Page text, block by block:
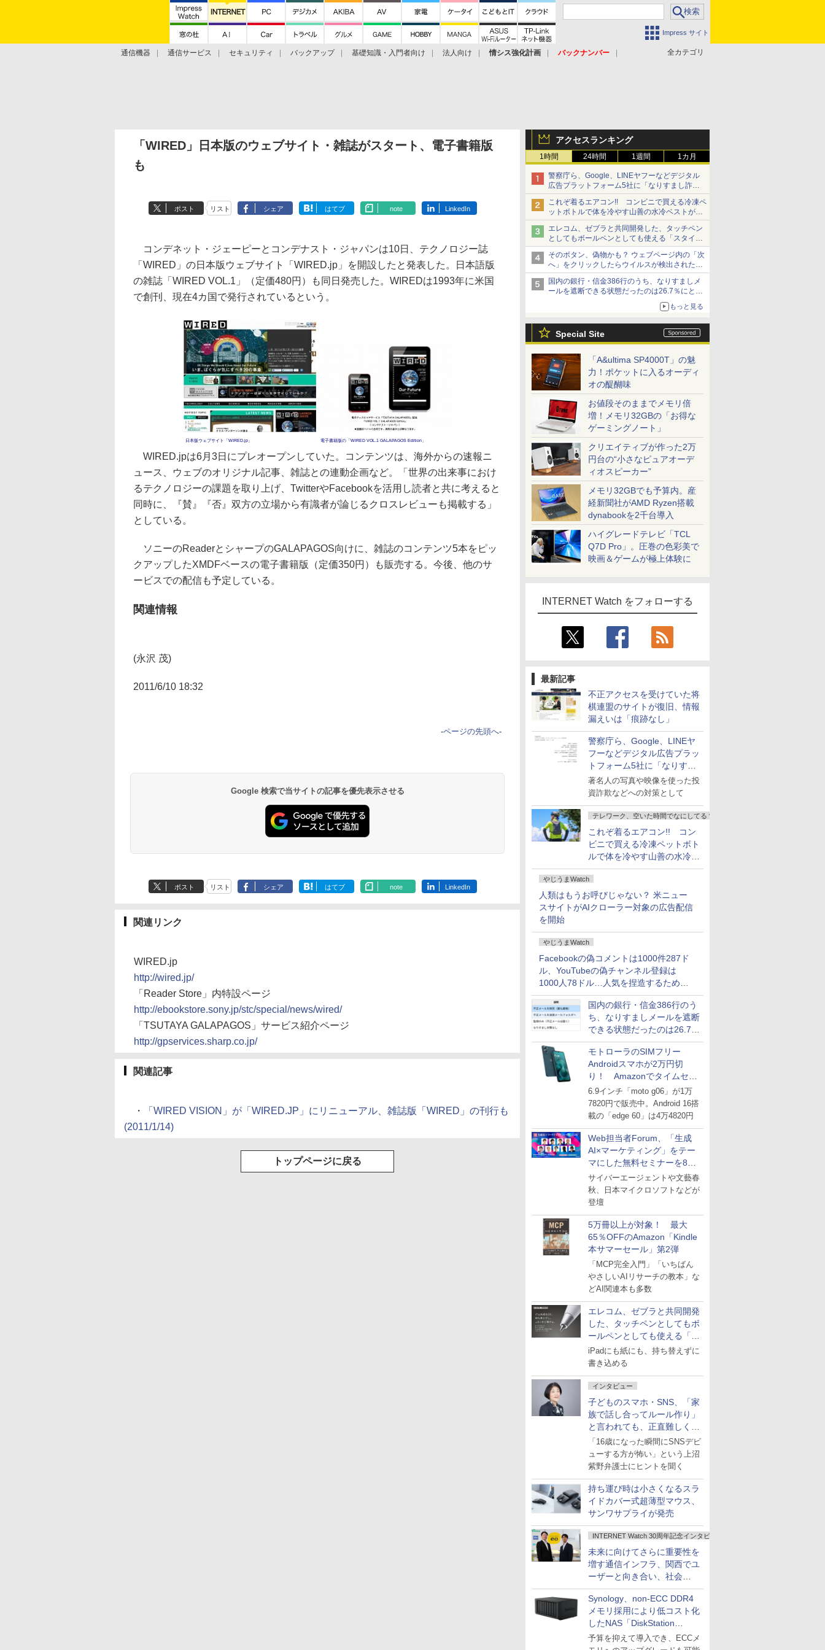
Impress サイト
全カテゴリ
通信機器 通信サービス セキュリティ バックアップ 基礎知識・入門者向け 法人向け 情シス強化計画
バックナンバー
アクセスランキング
1時間 24時間 1週間 1カ月
警察庁ら、Google、LINEヤフーなどデジタル
広告プラットフォーム5社に「なりすまし詐欺
広告」対策強化を要請 著名人の写真や映像を
使った投資詐欺などへの対策として
これぞ着るエアコン!! コンビニで買える冷凍ペ
ットボトルで体を冷やす山善の水冷ベストがロ
ードバイクにちょうどいい【ぼっち・ざ・ろー
ど！その14】【空いた時間でなにしてる？】
エレコム、ゼブラと共同開発した、タッチペン
としてもボールペンとしても使える「スタイラ
スツーウェイ」発売 iPadにも紙にも、持ち替
えずに書き込める
そのボタン、偽物かも？ ウェブページ内の「次
へ」をクリックしたらウイルスが検出されたと
警告が出た【それってネット詐欺ですよ！】
国内の銀行・信金386行のうち、なりすましメ
ールを遮断できる状態だったのは26.7％にとど
まる～GMOブランドセキュリティ調査
もっと見る
Special Site
「A&ultima SP4000T」の魅
力！ポケットに入るオーディ
オの醍醐味
お値段そのままでメモリ倍
増！メモリ32GBの「お得な
ゲーミングノート」
クリエイティブが作った2万
円台の“小さなピュアオーデ
ィオスピーカー”
メモリ32GBでも予算内。産
経新聞社がAMD Ryzen搭載
dynabookを2千台導入
ハイグレードテレビ「TCL
Q7D Pro」。圧巻の色彩美で
映画＆ゲームが極上体験に
INTERNET Watch をフォローする
最新記事
不正アクセスを受けていた将
棋連盟のサイトが復旧、情報
漏えいは「痕跡なし」
警察庁ら、Google、LINEヤ
フーなどデジタル広告プラッ
トフォーム5社に「なりすま
し詐欺広告」対策強化を要請
著名人の写真や映像を使った投
資詐欺などへの対策として
テレワーク、空いた時間でなにしてる？
これぞ着るエアコン!! コン
ビニで買える冷凍ペットボト
ルで体を冷やす山善の水冷ベ
ストがロードバイクにちょう
どいい【ぼっち・ざ・ろー
ど！その14】
やじうまWatch
人類はもうお呼びじゃない？ 米ニュー
スサイトがAIクローラー対象の広告配信
を開始
やじうまWatch
Facebookの偽コメントは1000件287ド
ル、YouTubeの偽チャンネル登録は
1000人78ドル…人気を捏造するための
価格リストが公開中
国内の銀行・信金386行のう
ち、なりすましメールを遮断
できる状態だったのは26.7％
にとどまる～GMOブランド
セキュリティ調査
モトローラのSIMフリー
Androidスマホが2万円切
り！ Amazonでタイムセー
ル
6.9インチ「moto g06」が1万
7820円で販売中。Android 16搭
載の「edge 60」は4万4820円
Web担当者Forum、「生成
AI×マーケティング」をテー
マにした無料セミナーを8月
27日にオンライン開催
サイバーエージェントや文藝春
秋、日本マイクロソフトなどが
登壇
5万冊以上が対象！ 最大
65％OFFのAmazon「Kindle
本サマーセール」第2弾
「MCP完全入門」「いちばん
やさしいAIリサーチの教本」な
どAI関連本も多数
エレコム、ゼブラと共同開発
した、タッチペンとしてもボ
ールペンとしても使える「ス
タイラスツーウェイ」発売
iPadにも紙にも、持ち替えずに
書き込める
インタビュー
子どものスマホ・SNS、「家
族で話し合ってルール作り」
と言われても、正直難しくな
いですか？
「16歳になった瞬間にSNSデビ
ューする方が怖い」という上沼
紫野弁護士にヒントを聞く
持ち運び時は小さくなるスラ
イドカバー式超薄型マウス、
サンワサプライが発売
INTERNET Watch 30周年記念インタビュー
未来に向けてさらに重要性を
増す通信インフラ、関西でユ
ーザーと向き合い、社会
の“あたらしい”を起動し続け
る～オプテージ
Synology、non-ECC DDR4
メモリ採用により低コスト化
したNAS「DiskStation
neo+」シリーズ
予算を抑えて導入でき、ECCメ
「WIRED」日本版のウェブサイト・雑誌がスタート、電子書籍版
も
ポスト リスト シェア はてブ note LinkedIn
コンデネット・ジェーピーとコンデナスト・ジャパンは10日、テクノロジー誌
「WIRED」の日本版ウェブサイト「WIRED.jp」を開設したと発表した。日本語版
の雑誌「WIRED VOL.1」（定価480円）も同日発売した。WIREDは1993年に米国
で創刊、現在4カ国で発行されているという。
日本版ウェブサイト「WIRED.jp」 電子書籍版の「WIRED VOL.1 GALAPAGOS Edition」
WIRED.jpは6月3日にプレオープンしていた。コンテンツは、海外からの速報ニ
ュース、ウェブのオリジナル記事、雑誌との連動企画など。「世界の出来事におけ
るテクノロジーの課題を取り上げ、TwitterやFacebookを活用し読者と共に考えると
同時に、『賛』『否』双方の立場から有識者が論じるクロスレビューも掲載する」
としている。
ソニーのReaderとシャープのGALAPAGOS向けに、雑誌のコンテンツ5本をピッ
クアップしたXMDFベースの電子書籍版（定価350円）も販売する。今後、他のサ
ービスでの配信も予定している。
関連情報
(永沢 茂)
2011/6/10 18:32
-ページの先頭へ-
Google 検索で当サイトの記事を優先表示させる
ポスト リスト シェア はてブ note LinkedIn
関連リンク
WIRED.jp
http://wired.jp/
「Reader Store」内特設ページ
http://ebookstore.sony.jp/stc/special/news/wired/
「TSUTAYA GALAPAGOS」サービス紹介ページ
http://gpservices.sharp.co.jp/
関連記事
・
「WIRED VISION」が「WIRED.JP」にリニューアル、雑誌版「WIRED」の刊行も
(2011/1/14)
トップページに戻る